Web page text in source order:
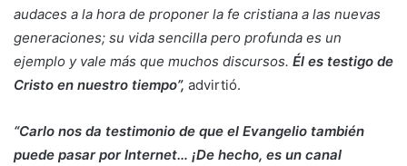
audaces a la hora de proponer la fe cristiana a las nuevas
generaciones; su vida sencilla pero profunda es un
ejemplo y vale más que muchos discursos. Él es testigo de
Cristo en nuestro tiempo”, advirtió.
“Carlo nos da testimonio de que el Evangelio también
puede pasar por Internet… ¡De hecho, es un canal